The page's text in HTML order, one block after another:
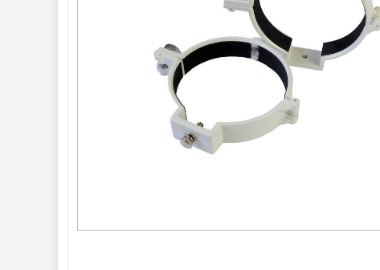
Azimutální AZ 5
Paralaktické EQ
3
Ostatní